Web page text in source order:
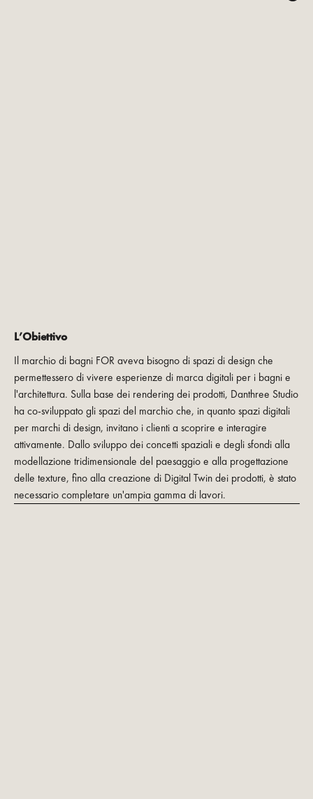
L’Obiettivo
Il marchio di bagni FOR aveva bisogno di spazi di design che
permettessero di vivere esperienze di marca digitali per i bagni e
l'architettura. Sulla base dei rendering dei prodotti, Danthree Studio
ha co-sviluppato gli spazi del marchio che, in quanto spazi digitali
per marchi di design, invitano i clienti a scoprire e interagire
attivamente. Dallo sviluppo dei concetti spaziali e degli sfondi alla
modellazione tridimensionale del paesaggio e alla progettazione
delle texture, fino alla creazione di Digital Twin dei prodotti, è stato
necessario completare un'ampia gamma di lavori.